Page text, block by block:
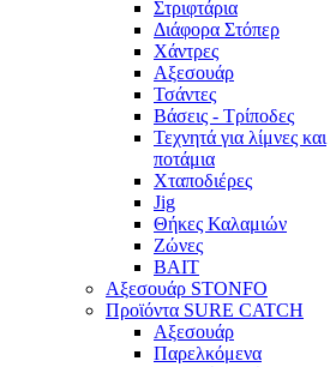
Στριφτάρια
Διάφορα Στόπερ
Χάντρες
Αξεσουάρ
Τσάντες
Βάσεις - Τρίποδες
Τεχνητά για λίμνες και
ποτάμια
Χταποδιέρες
Jig
Θήκες Καλαμιών
Ζώνες
BAIT
Αξεσουάρ STONFO
Προϊόντα SURE CATCH
Αξεσουάρ
Παρελκόμενα